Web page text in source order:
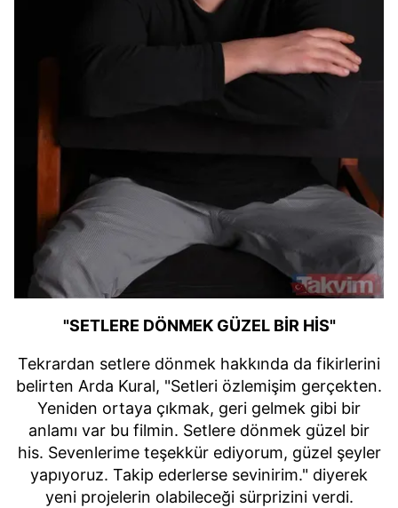
"SETLERE DÖNMEK GÜZEL BİR HİS"
Tekrardan setlere dönmek hakkında da fikirlerini
belirten Arda Kural, "Setleri özlemişim gerçekten.
Yeniden ortaya çıkmak, geri gelmek gibi bir
anlamı var bu filmin. Setlere dönmek güzel bir
his. Sevenlerime teşekkür ediyorum, güzel şeyler
yapıyoruz. Takip ederlerse sevinirim." diyerek
yeni projelerin olabileceği sürprizini verdi.